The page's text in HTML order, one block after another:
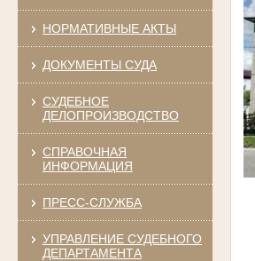
НОРМАТИВНЫЕ АКТЫ
ДОКУМЕНТЫ СУДА
СУДЕБНОЕ
ДЕЛОПРОИЗВОДСТВО
СПРАВОЧНАЯ
ИНФОРМАЦИЯ
ПРЕСС-СЛУЖБА
УПРАВЛЕНИЕ СУДЕБНОГО
ДЕПАРТАМЕНТА